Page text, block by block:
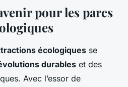
pour les parcs
écologiques se
durables et des
Avec l’essor de